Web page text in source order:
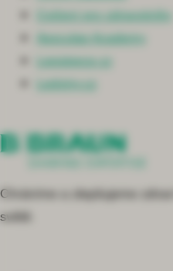
Chráníme a zlepšujeme
světě.
Cvičení pro zdravotníky
Aesculap Academy
Lepsipece.cz
Ledviny.cz